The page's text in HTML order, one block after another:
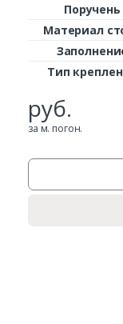
Поручень
Материал
Тип
руб.
за м. погон.